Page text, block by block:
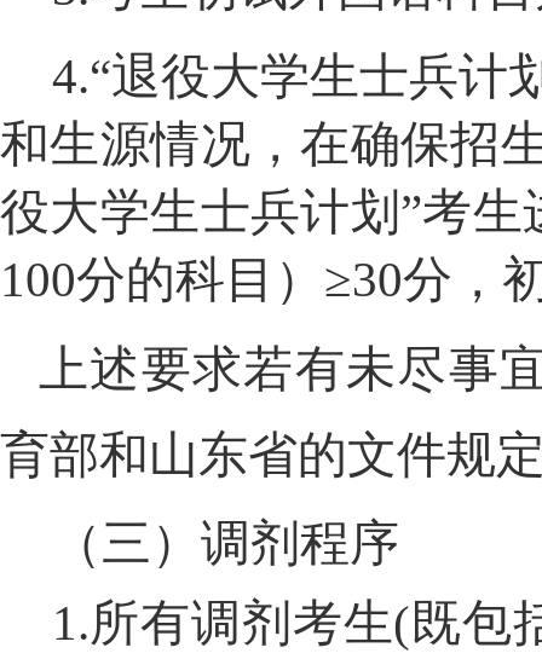
4.“退役大学生士兵计
和生源情况，在确保招
役大学生士兵计划”考
100分的科目）≥30分，
上述要求若有未尽事
育部和山东省的文件规
（三）调剂程序
1.所有调剂考生(既包